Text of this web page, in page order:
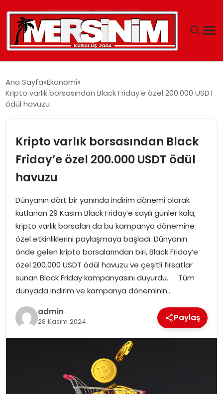
YAŞAM
SAĞLIK
EĞITIM
SPOR
EKONOMI
MAGAZIN
DÜNYA
OTOMOBIL
Ana Sayfa Ekonomi
Kripto varlık borsasından Black Friday’e özel 200.000 USDT
ödül havuzu
Kripto varlık borsasından Black
Friday’e özel 200.000 USDT ödül
havuzu
Dünyanın dört bir yanında indirim dönemi olarak
kutlanan 29 Kasım Black Friday’e sayılı günler kala,
kripto varlık borsaları da bu kampanya dönemine
özel etkinliklerini paylaşmaya başladı. Dünyanın
önde gelen kripto borsalarından biri, Black Friday’e
özel 200.000 USDT ödül havuzu ve çeşitli fırsatlar
sunan Black Friday kampanyasını duyurdu. Tüm
dünyada indirim ve kampanya döneminin…
admin
28 Kasım 2024 Paylaş